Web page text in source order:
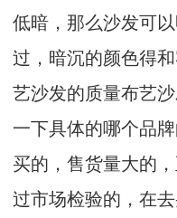
低暗，那么沙发可
过，暗沉的颜色得
艺沙发的质量布艺
一下具体的哪个品
买的，售货量大的
过市场检验的，在